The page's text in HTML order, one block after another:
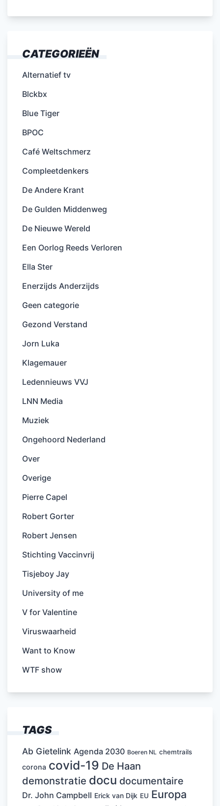
CATEGORIEËN
Alternatief tv
Blckbx
Blue Tiger
BPOC
Café Weltschmerz
Compleetdenkers
De Andere Krant
De Gulden Middenweg
De Nieuwe Wereld
Een Oorlog Reeds Verloren
Ella Ster
Enerzijds Anderzijds
Geen categorie
Gezond Verstand
Jorn Luka
Klagemauer
Ledennieuws VVJ
LNN Media
Muziek
Ongehoord Nederland
Over
Overige
Pierre Capel
Robert Gorter
Robert Jensen
Stichting Vaccinvrij
Tisjeboy Jay
University of me
V for Valentine
Viruswaarheid
Want to Know
WTF show
TAGS
Ab Gietelink Agenda 2030 Boeren NL chemtrails
corona covid-19 De Haan
demonstratie docu documentaire
Dr. John Campbell Erick van Dijk EU Europa